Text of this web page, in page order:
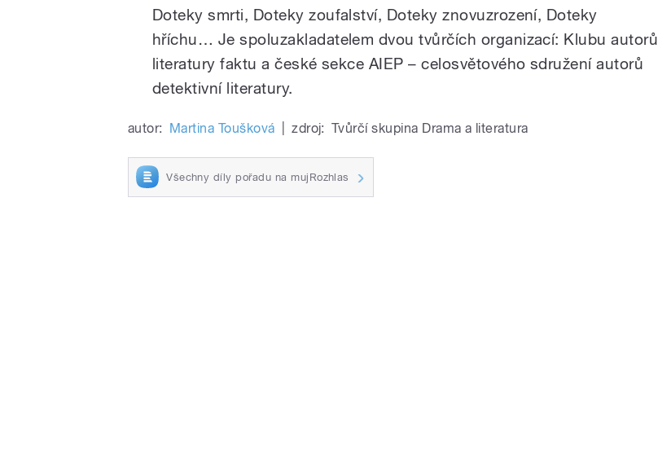
Doteky smrti, Doteky zoufalství, Doteky znovuzrození, Doteky
hříchu… Je spoluzakladatelem dvou tvůrčích organizací: Klubu autorů
literatury faktu a české sekce AIEP – celosvětového sdružení autorů
detektivní literatury.
autor: Martina Toušková zdroj: Tvůrčí skupina Drama a literatura
Všechny díly pořadu na mujRozhlas